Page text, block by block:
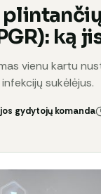
ką
vienu kartu
sukėlėjus.
gydytojų komanda